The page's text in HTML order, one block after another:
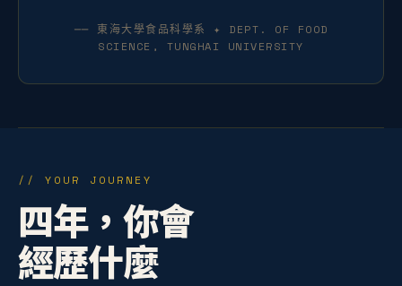
── 東海大學食品科學系 ✦ DEPT. OF FOOD
SCIENCE, TUNGHAI UNIVERSITY
// YOUR JOURNEY
四年，你會
經歷什麼